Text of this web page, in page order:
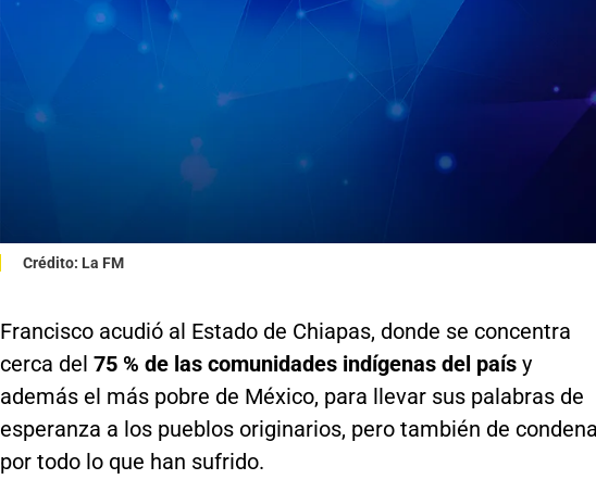
Crédito: La FM
Francisco acudió al Estado de Chiapas, donde se concentra
cerca del 75 % de las comunidades indígenas del país y
además el más pobre de México, para llevar sus palabras de
esperanza a los pueblos originarios, pero también de
por todo lo que han sufrido.